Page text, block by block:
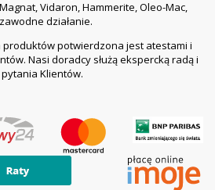
Vidaron, Hammerite, Oleo-Mac,
działanie.
produktów potwierdzona jest atestami i
Nasi doradcy służą ekspercką radą i
Klientów.